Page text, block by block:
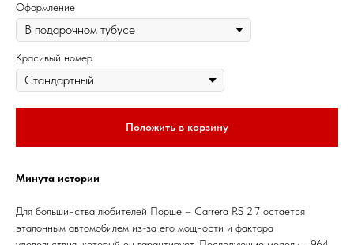
Оформление
Красивый номер
Положить в корзину
Минута истории
Для большинства любителей Порше – Carrera RS 2.7 остается
эталонным автомобилем из-за его мощности и фактора